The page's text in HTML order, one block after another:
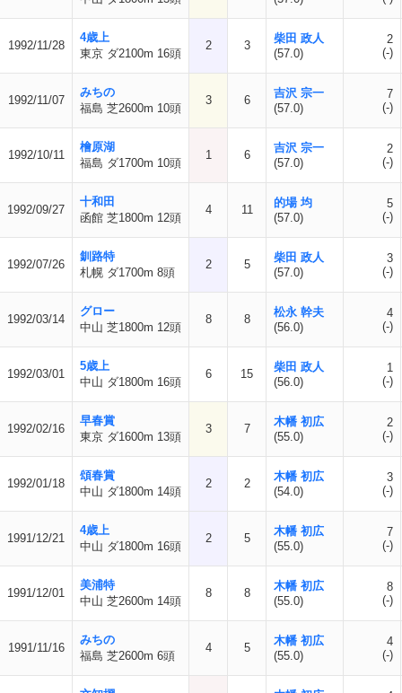
1992/11/28
4歳上
東京 ダ2100m 16頭
2 3
柴田 政人
(57.0)
2
(-)
1992/11/07
みちの
福島 芝2600m 10頭
3 6
吉沢 宗一
(57.0)
7
(-)
1992/10/11
檜原湖
福島 ダ1700m 10頭
1 6
吉沢 宗一
(57.0)
2
(-)
1992/09/27
十和田
函館 芝1800m 12頭
4 11
的場 均
(57.0)
5
(-)
1992/07/26
釧路特
札幌 ダ1700m 8頭
2 5
柴田 政人
(57.0)
3
(-)
1992/03/14
グロー
中山 芝1800m 12頭
8 8
松永 幹夫
(56.0)
4
(-)
1992/03/01
5歳上
中山 ダ1800m 16頭
6 15
柴田 政人
(56.0)
1
(-)
1992/02/16
早春賞
東京 ダ1600m 13頭
3 7
木幡 初広
(55.0)
2
(-)
1992/01/18
頌春賞
中山 ダ1800m 14頭
2 2
木幡 初広
(54.0)
3
(-)
1991/12/21
4歳上
中山 ダ1800m 16頭
2 5
木幡 初広
(55.0)
7
(-)
1991/12/01
美浦特
中山 芝2600m 14頭
8 8
木幡 初広
(55.0)
8
(-)
1991/11/16
みちの
福島 芝2600m 6頭
4 5
木幡 初広
(55.0)
4
(-)